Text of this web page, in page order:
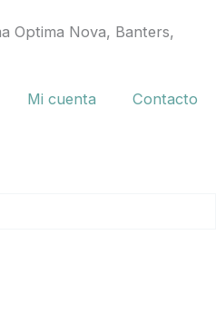
Optima Nova, Banters,
Mi cuenta Contacto